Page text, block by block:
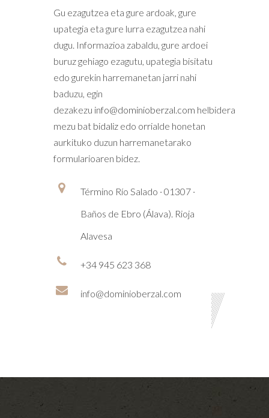
Gu ezagutzea eta gure ardoak, gure
upategia eta gure lurra ezagutzea nahi
dugu. Informazioa zabaldu, gure ardoei
buruz gehiago ezagutu, upategia bisitatu
edo gurekin harremanetan jarri nahi
baduzu, egin
dezakezu info@dominioberzal.com helbidera
mezu bat bidaliz edo orrialde honetan
aurkituko duzun harremanetarako
formularioaren bidez.
Término Río Salado · 01307 ·
Baños de Ebro (Álava). Rioja
Alavesa
+34 945 623 368
info@dominioberzal.com